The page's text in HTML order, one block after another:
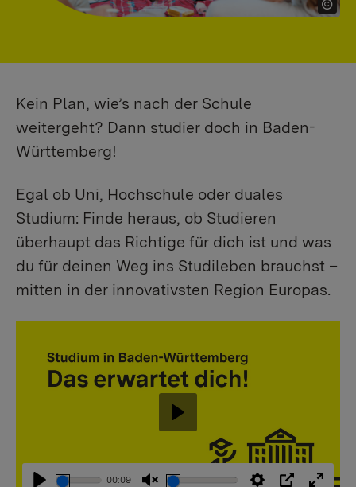
Kein Plan, wie’s nach der Schule
weitergeht? Dann studier doch in Baden-
Württemberg!
Egal ob Uni, Hochschule oder duales
Studium: Finde heraus, ob Studieren
überhaupt das Richtige für dich ist und was
du für deinen Weg ins Studileben brauchst –
mitten in der innovativsten Region Europas.
00:09
Abspielen